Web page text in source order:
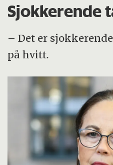
Sjokkerende
– Det er
på hvitt.